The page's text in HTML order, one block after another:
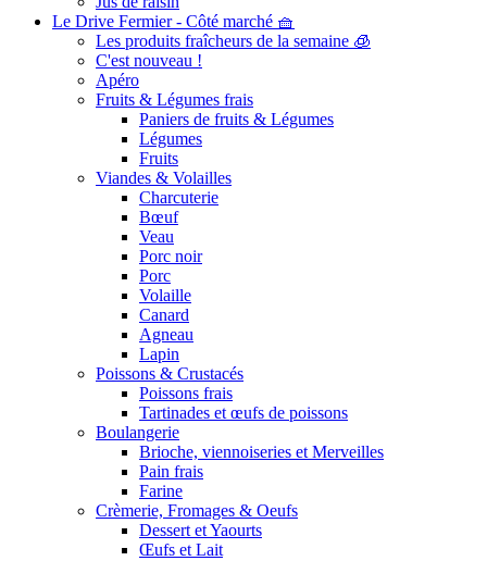
Le Drive Fermier - Côté marché 🧺
Les produits fraîcheurs de la semaine 🧊
C'est nouveau !
Apéro
Fruits & Légumes frais
Paniers de fruits & Légumes
Légumes
Fruits
Viandes & Volailles
Charcuterie
Bœuf
Veau
Porc noir
Porc
Volaille
Canard
Agneau
Lapin
Poissons & Crustacés
Poissons frais
Tartinades et œufs de poissons
Boulangerie
Brioche, viennoiseries et Merveilles
Pain frais
Farine
Crèmerie, Fromages & Oeufs
Dessert et Yaourts
Œufs et Lait